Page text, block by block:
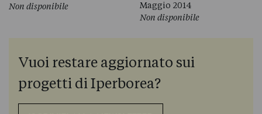
Non disponibile
Maggio 2014
Non disponibile
Vuoi restare aggiornato sui
progetti di Iperborea?